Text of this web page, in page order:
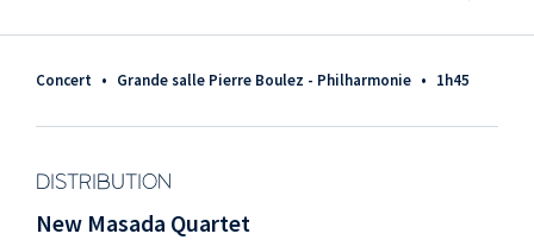
Concert • Grande salle Pierre Boulez - Philharmonie • 1h45
DISTRIBUTION
New Masada Quartet